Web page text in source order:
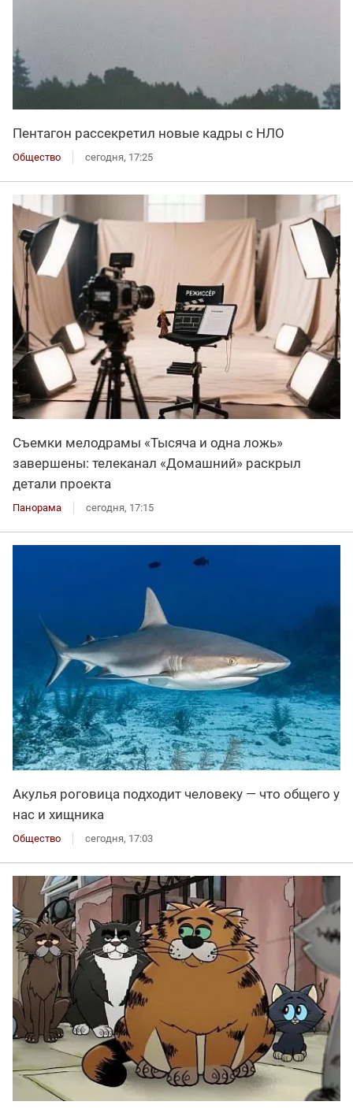
Пентагон рассекретил новые кадры с НЛО
Общество сегодня, 17:25
Съемки мелодрамы «Тысяча и одна ложь»
завершены: телеканал «Домашний» раскрыл
детали проекта
Панорама сегодня, 17:15
Акулья роговица подходит человеку — что общего у
нас и хищника
Общество сегодня, 17:03